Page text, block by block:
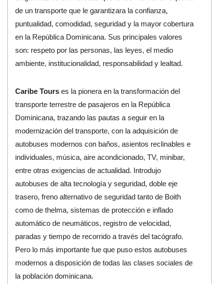
de un transporte que le garantizara la confianza,
puntualidad, comodidad, seguridad y la mayor cobertura
en la República Dominicana. Sus principales valores
son: respeto por las personas, las leyes, el medio
ambiente, institucionalidad, responsabilidad y lealtad.
Caribe Tours es la pionera en la transformación del
transporte terrestre de pasajeros en la República
Dominicana, trazando las pautas a seguir en la
modernización del transporte, con la adquisición de
autobuses modernos con baños, asientos reclinables e
individuales, música, aire acondicionado, TV, minibar,
entre otras exigencias de actualidad. Introdujo
autobuses de alta tecnología y seguridad, doble eje
trasero, freno alternativo de seguridad tanto de Boith
como de thelma, sistemas de protección e inflado
automático de neumáticos, registro de velocidad,
paradas y tiempo de recorrido a través del tacógrafo.
Pero lo más importante fue que puso estos autobuses
modernos a disposición de todas las clases sociales de
la población dominicana.